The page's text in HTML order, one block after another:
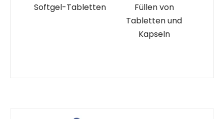
Softgel-Tabletten
Füllen von
Tabletten und
Kapseln